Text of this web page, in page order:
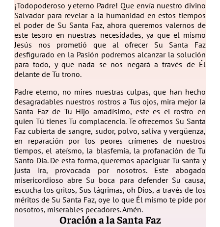
¡Todopoderoso y eterno Padre! Que envía nuestro divino
Salvador para revelar a la humanidad en estos tiempos
el poder de Su Santa Faz, ahora queremos valernos de
este tesoro en nuestras necesidades, ya que el mismo
Jesús nos prometió que al ofrecer Su Santa Faz
desfigurado en la Pasión podremos alcanzar la solución
para todo, y que nada se nos negará a través de Él
delante de Tu trono.
Padre eterno, no mires nuestras culpas, que han hecho
desagradables nuestros rostros a Tus ojos, mira mejor la
Santa Faz de Tu Hijo amadísimo, este es el rostro en
quien Tú tienes Tu complacencia. Te ofrecemos Su Santa
Faz cubierta de sangre, sudor, polvo, saliva y vergüenza,
en reparación por los peores crímenes de nuestros
tiempos, el ateísmo, la blasfemia, la profanación de Tu
Santo Día. De esta forma, queremos apaciguar Tu santa y
justa ira, provocada por nosotros. Este abogado
misericordioso abre Su boca para defender Su causa,
escucha los gritos, Sus lágrimas, oh Dios, a través de los
méritos de Su Santa Faz, oye lo que Él mismo te pide por
nosotros, miserables pecadores. Amén.
Oración a la Santa Faz